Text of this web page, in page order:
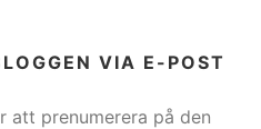
VIA E-POST
att prenumerera på den